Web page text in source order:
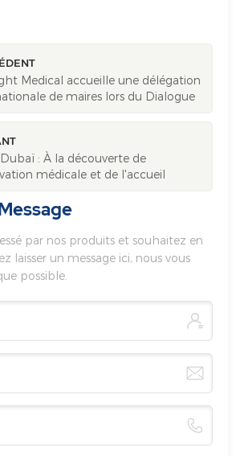
Medical accueille une délégation
de maires lors du Dialogue
: À la découverte de
médicale et de l'accueil
par nos produits et souhaitez en
laisser un message ici, nous vous
possible.